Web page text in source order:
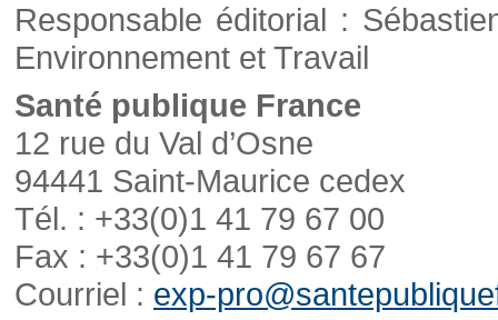
Responsable éditorial :
Environnement et Travail
Santé publique France
12 rue du Val d’Osne
94441 Saint-Maurice cedex
Tél. : +33(0)1 41 79 67 00
Fax : +33(0)1 41 79 67 67
Courriel : exp-